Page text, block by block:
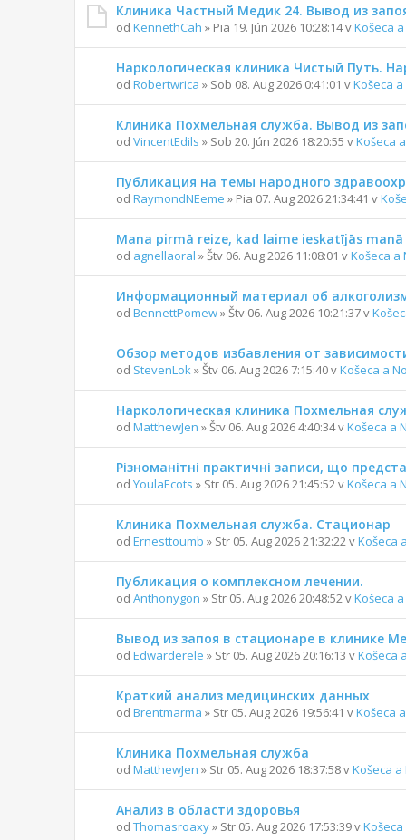
Клиника Частный Медик 24. Вывод из
od KennethCah » Pia 19. Jún 2026 10:28:14 vKošeca
Наркологическая клиника Чистый Путь.
od Robertwrica » Sob 08. Aug 2026 0:41:01 vKošeca
Клиника Похмельная служба. Вывод из
od VincentEdils » Sob 20. Jún 2026 18:20:55 vKošeca
Публикация на темы народного
od RaymondNEeme » Pia 07. Aug 2026 21:34:41 v
Mana pirmā reize, kad laime ieskatījās
od agnellaoral » Štv 06. Aug 2026 11:08:01 vKošeca a
Информационный материал об
od BennettPomew» Štv 06. Aug 2026 10:21:37 v
Обзор методов избавления от
od StevenLok » Štv 06. Aug 2026 7:15:40 vKošeca a
Наркологическая клиника Похмельная
od MatthewJen » Štv 06. Aug 2026 4:40:34 vKošeca a
Різноманітні практичні записи, що
od YoulaEcots » Str 05. Aug 2026 21:45:52 vKošeca a
Клиника Похмельная служба. Стационар
od Ernesttoumb » Str 05. Aug 2026 21:32:22 vKošeca
Публикация о комплексном лечении.
od Anthonygon » Str 05. Aug 2026 20:48:52 vKošeca
Вывод из запоя в стационаре в клинике
od Edwarderele » Str 05. Aug 2026 20:16:13 vKošeca
Краткий анализ медицинских данных
od Brentmarma » Str 05. Aug 2026 19:56:41 vKošeca
Клиника Похмельная служба
od MatthewJen » Str 05. Aug 2026 18:37:58 vKošeca
Анализ в области здоровья
od Thomasroaxy» Str 05. Aug 2026 17:53:39 v